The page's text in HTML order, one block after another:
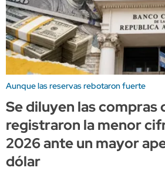
Aunque las reservas rebotaron fuerte
Se diluyen las compras
registraron la menor
2026 ante un mayor
dólar